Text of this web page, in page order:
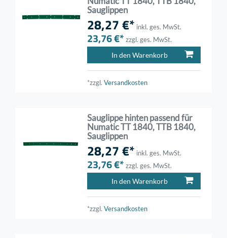
Sauglippen
28,27 €* inkl. ges. MwSt.
23,76 €* zzgl. ges. MwSt.
In den Warenkorb
*zzgl.Versandkosten
Sauglippe hinten passend für
Numatic TT 1840, TTB 1840,
Sauglippen
28,27 €* inkl. ges. MwSt.
23,76 €* zzgl. ges. MwSt.
In den Warenkorb
*zzgl.Versandkosten